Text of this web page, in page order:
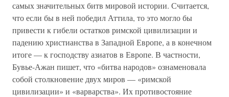
самых значительных битв мировой истории. Считается,
что если бы в ней победил Аттила, то это могло бы
привести к гибели остатков римской цивилизации и
падению христианства в Западной Европе, а в конечном
итоге — к господству азиатов в Европе. В частности,
Бувье-Ажан пишет, что «битва народов» ознаменовала
собой столкновение двух миров — «римской
цивилизации» и «варварства». Их противостояние